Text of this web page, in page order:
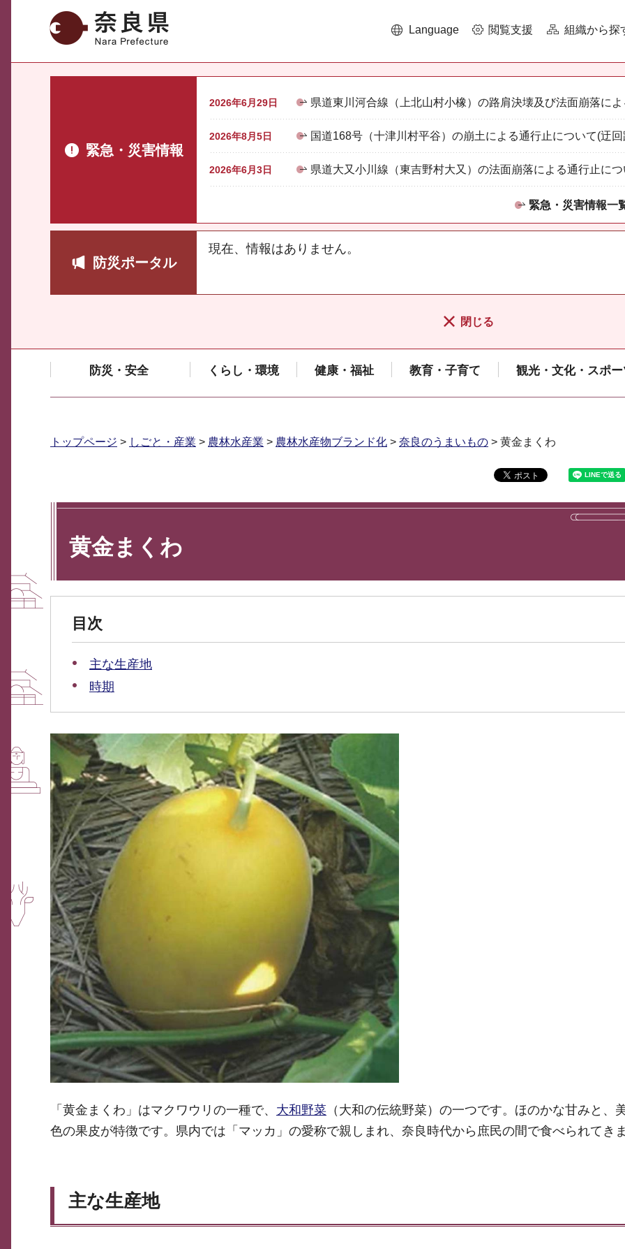
奈良県 Language 閲覧支援 組織から探
緊急・災害情報
2026年6月29日 県道東川河合線（上北山村小橡）の路肩決壊及び法面崩落に
2026年8月5日 国道168号（十津川村平谷）の崩土による通行止について(迂
2026年6月3日 県道大又小川線（東吉野村大又）の法面崩落による通行止につ
緊急・災害情報一
防災ポータル
現在、情報はありません。
閉じる
防災・安全 くらし・環境 健康・福祉 教育・子育て 観光・文化・スポー
トップページ > しごと・産業 > 農林水産業 > 農林水産物ブランド化 > 奈良のうまいもの > 黄金まくわ
黄金まくわ
目次
主な生産地
時期
「黄金まくわ」はマクワウリの一種で、 大和野菜 （大和の伝統野菜）の一つです。ほのかな甘みと、
色の果皮が特徴です。県内では「マッカ」の愛称で親しまれ、奈良時代から庶民の間で食べられてきま
主な生産地